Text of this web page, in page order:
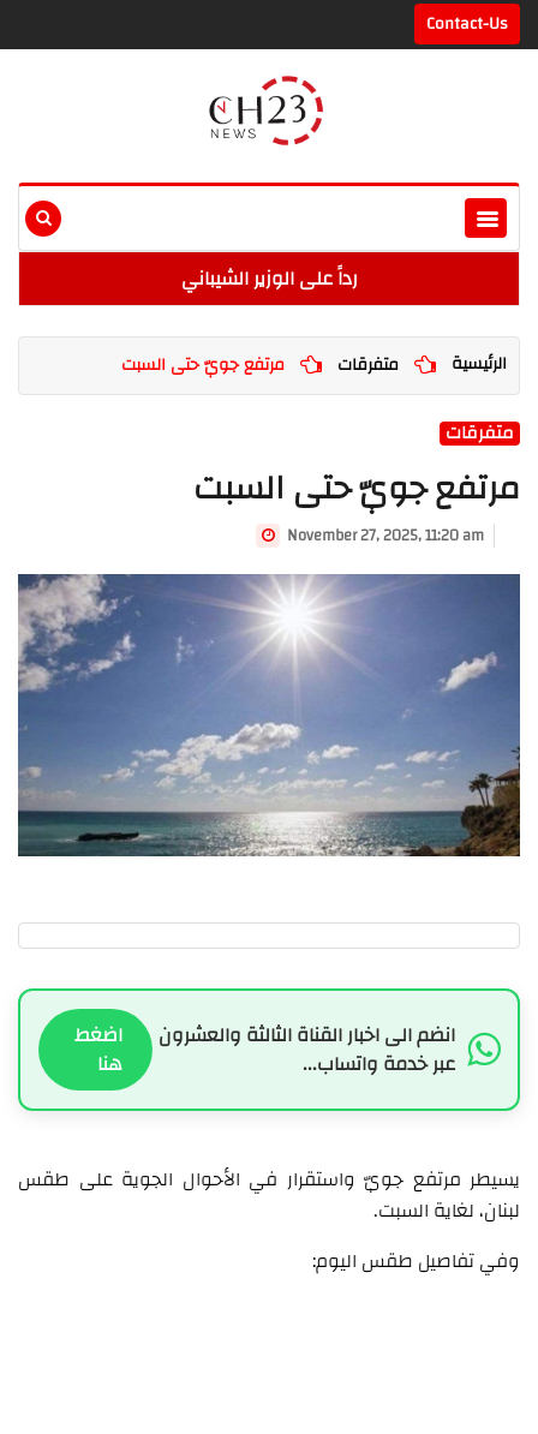
Contact-Us
رداً على الوزير الشيباني
الرئيسية متفرقات مرتفع جويّ حتى السبت
متفرقات
مرتفع جويّ حتى السبت
November 27, 2025, 11:20 am
انضم الى اخبار القناة الثالثة والعشرون
عبر خدمة واتساب...
اضغط
هنا
يسيطر مرتفع جويّ واستقرار في الأحوال الجوية على طقس
لبنان، لغاية السبت.
وفي تفاصيل طقس اليوم: